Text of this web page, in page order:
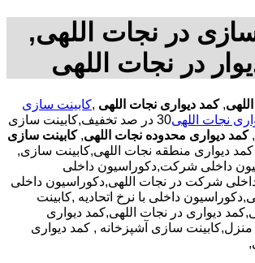
در نجات اللهی,
در نجات اللهی
,کمد دیواری نجات اللهی ,کابینت سازی
نجات اللهی
30 در صد تخفیف,کابینت سازی
کمد دیواری محدوده نجات اللهی, کابینت سازی
کمد دیواری منطقه نجات اللهی,کابینت سازی,
داخلی شرکت,دکوراسیون داخلی
شرکت در نجات اللهی,دکوراسیون داخلی
داخلی با نرخ اتحادیه ,کابینت
دیواری در نجات اللهی,کمد دیواری
سازی آشپزخانه , کمد دیواری